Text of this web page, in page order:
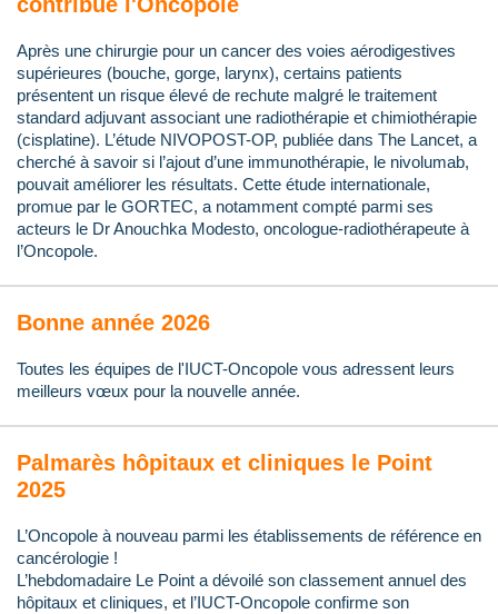
Après une chirurgie pour un cancer des voies aérodigestives
supérieures (bouche, gorge, larynx), certains patients
présentent un risque élevé de rechute malgré le traitement
standard adjuvant associant une radiothérapie et chimiothérapie
(cisplatine). L’étude NIVOPOST-OP, publiée dans The Lancet, a
cherché à savoir si l’ajout d’une immunothérapie, le nivolumab,
pouvait améliorer les résultats. Cette étude internationale,
promue par le GORTEC, a notamment compté parmi ses
acteurs le Dr Anouchka Modesto, oncologue-radiothérapeute à
l’Oncopole.
Bonne année 2026
Toutes les équipes de l'IUCT-Oncopole vous adressent leurs
meilleurs vœux pour la nouvelle année.
Palmarès hôpitaux et cliniques le Point
2025
L’Oncopole à nouveau parmi les établissements de référence en
cancérologie !
L’hebdomadaire Le Point a dévoilé son classement annuel des
hôpitaux et cliniques, et l’IUCT-Oncopole confirme son